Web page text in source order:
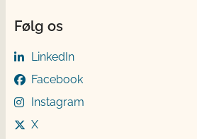
Følg os
LinkedIn
Facebook
Instagram
X